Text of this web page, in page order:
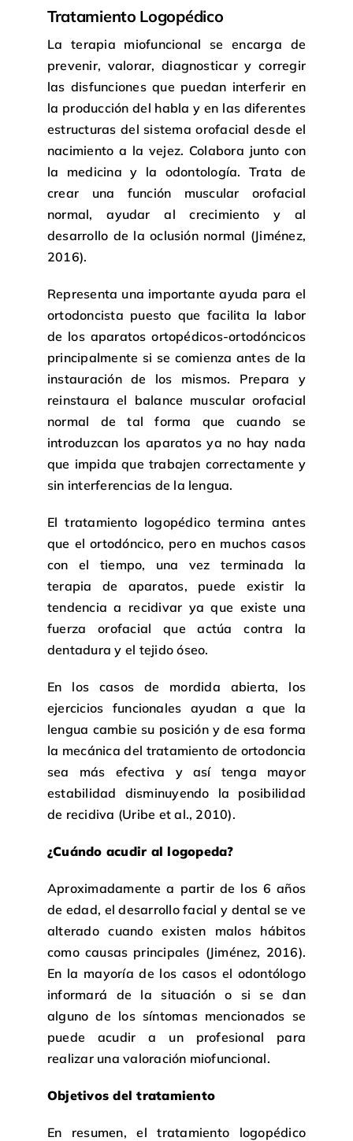
Tratamiento Logopédico
La terapia miofuncional se encarga de
prevenir, valorar, diagnosticar y corregir
las disfunciones que puedan interferir en
la producción del habla y en las diferentes
estructuras del sistema orofacial desde el
nacimiento a la vejez. Colabora junto con
la medicina y la odontología. Trata de
crear una función muscular orofacial
normal, ayudar al crecimiento y al
desarrollo de la oclusión normal (Jiménez,
2016).
Representa una importante ayuda para el
ortodoncista puesto que facilita la labor
de los aparatos ortopédicos-ortodóncicos
principalmente si se comienza antes de la
instauración de los mismos. Prepara y
reinstaura el balance muscular orofacial
normal de tal forma que cuando se
introduzcan los aparatos ya no hay nada
que impida que trabajen correctamente y
sin interferencias de la lengua.
El tratamiento logopédico termina antes
que el ortodóncico, pero en muchos casos
con el tiempo, una vez terminada la
terapia de aparatos, puede existir la
tendencia a recidivar ya que existe una
fuerza orofacial que actúa contra la
dentadura y el tejido óseo.
En los casos de mordida abierta, los
ejercicios funcionales ayudan a que la
lengua cambie su posición y de esa forma
la mecánica del tratamiento de ortodoncia
sea más efectiva y así tenga mayor
estabilidad disminuyendo la posibilidad
de recidiva (Uribe et al., 2010).
¿Cuándo acudir al logopeda?
Aproximadamente a partir de los 6 años
de edad, el desarrollo facial y dental se ve
alterado cuando existen malos hábitos
como causas principales (Jiménez, 2016).
En la mayoría de los casos el odontólogo
informará de la situación o si se dan
alguno de los síntomas mencionados se
puede acudir a un profesional para
realizar una valoración miofuncional.
Objetivos del tratamiento
En resumen, el tratamiento logopédico